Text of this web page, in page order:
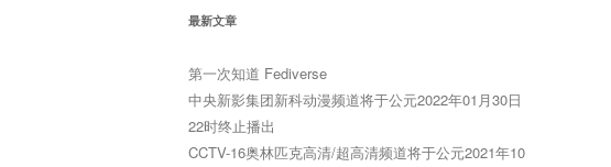
最新文章
第一次知道 Fediverse
中央新影集团新科动漫频道将于公元2022年01月30日
22时终止播出
CCTV-16奥林匹克高清/超高清频道将于公元2021年10